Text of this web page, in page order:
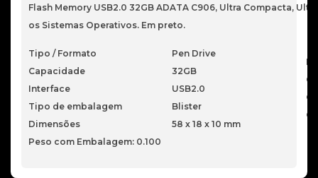
BLACK
Flash Memory USB2.0 32GB ADATA C906, Ultra Compacta,
os Sistemas Operativos. Em preto.
Tipo / Formato
Pen Drive
Capacidade
32GB
Interface
USB2.0
Tipo de embalagem
Blister
Dimensões
58 x 18 x 10 mm
Peso com Embalagem: 0.100